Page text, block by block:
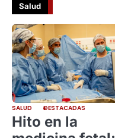
Salud
SALUD DESTACADAS
Hito en la